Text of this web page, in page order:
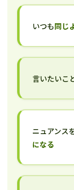
いつも同じ
言いたいこ
ニュアンス
になる